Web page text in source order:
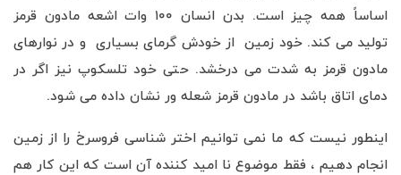
اساساً همه چیز است. بدن انسان ۱۰۰ وات اشعه مادون قرمز
تولید می کند. خود زمین از خودش گرمای بسیاری و در نوارهای
مادون قرمز به شدت می درخشد. حتی خود تلسکوپ نیز اگر در
دمای اتاق باشد در مادون قرمز شعله ور نشان داده می شود.
اینطور نیست که ما نمی توانیم اختر شناسی فروسرخ را از زمین
انجام دهیم ، فقط موضوع نا امید کننده آن است که این کار هم